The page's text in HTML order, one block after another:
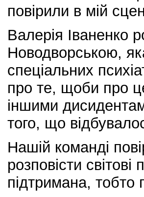
повірили в мій
Валерія Іваненко
Новодворською,
спеціальних
про те, щоби про
іншими
того, що
Нашій команді
розповісти
підтримана,